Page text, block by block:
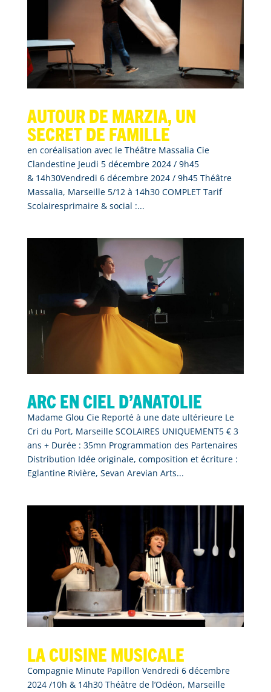
Autour de Marzia, un
secret de famille
en coréalisation avec le Théâtre Massalia Cie
Clandestine Jeudi 5 décembre 2024 / 9h45
& 14h30Vendredi 6 décembre 2024 / 9h45 Théâtre
Massalia, Marseille 5/12 à 14h30 COMPLET Tarif
Scolairesprimaire & social :...
Arc en Ciel d’Anatolie
Madame Glou Cie Reporté à une date ultérieure Le
Cri du Port, Marseille SCOLAIRES UNIQUEMENT5 € 3
ans + Durée : 35mn Programmation des Partenaires
Distribution Idée originale, composition et écriture :
Eglantine Rivière, Sevan Arevian Arts...
La cuisine musicale
Compagnie Minute Papillon Vendredi 6 décembre
2024 /10h & 14h30 Théâtre de l’Odéon, Marseille